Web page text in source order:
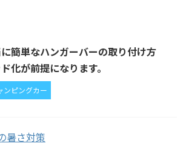
に簡単なハンガーバーの取り付け方
化が前提になります。
ンピングカー